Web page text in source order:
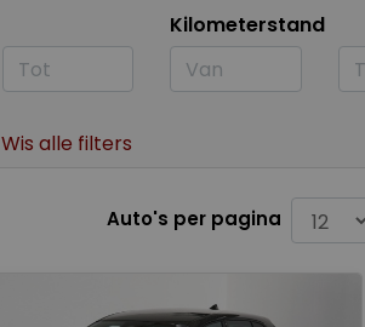
Kilometerstand
Wis alle filters
Auto's per pagina